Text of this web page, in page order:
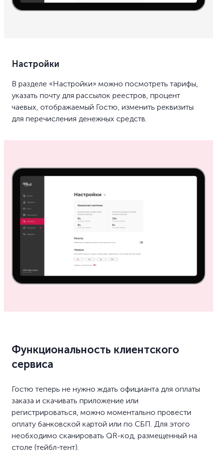
Настройки
В разделе «Настройки» можно посмотреть тарифы,
указать почту для рассылок реестров, процент
чаевых, отображаемый Гостю, изменить реквизиты
для перечисления денежных средств.
Функциональность клиентского
сервиса
Гостю теперь не нужно ждать официанта для оплаты
заказа и скачивать приложение или
регистрироваться, можно моментально провести
оплату банковской картой или по СБП. Для этого
необходимо сканировать QR-код, размещенный на
столе (тейбл-тент).